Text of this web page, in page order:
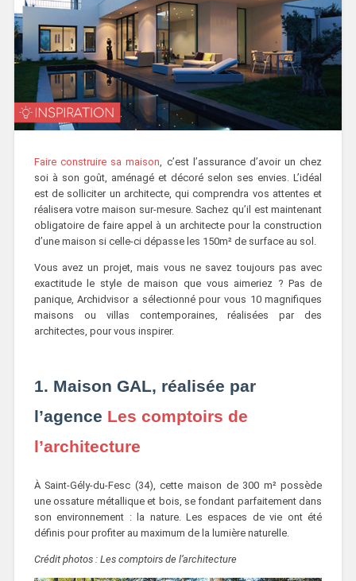
Faire construire sa maison, c’est l’assurance d’avoir un chez
soi à son goût, aménagé et décoré selon ses envies. L’idéal
est de solliciter un architecte, qui comprendra vos attentes et
réalisera votre maison sur-mesure. Sachez qu’il est maintenant
obligatoire de faire appel à un architecte pour la construction
d’une maison si celle-ci dépasse les 150m² de surface au sol.
Vous avez un projet, mais vous ne savez toujours pas avec
exactitude le style de maison que vous aimeriez ? Pas de
panique, Archidvisor a sélectionné pour vous 10 magnifiques
maisons ou villas contemporaines, réalisées par des
architectes, pour vous inspirer.
1. Maison GAL, réalisée par
l’agence Les comptoirs de
l’architecture
À Saint-Gély-du-Fesc (34), cette maison de 300 m² possède
une ossature métallique et bois, se fondant parfaitement dans
son environnement : la nature. Les espaces de vie ont été
définis pour profiter au maximum de la lumière naturelle.
Crédit photos : Les comptoirs de l’architecture